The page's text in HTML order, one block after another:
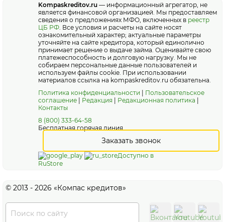
Kompaskreditov.ru — информационный агрегатор, не
является финансовой организацией. Мы предоставляем
сведения о предложениях МФО, включенных в реестр
ЦБ РФ. Все условия и расчеты на сайте носят
ознакомительный характер; актуальные параметры
уточняйте на сайте кредитора, который единолично
принимает решение о выдаче займа. Оценивайте свою
платежеспособность и долговую нагрузку. Мы не
собираем персональные данные пользователей и
используем файлы cookie. При использовании
материалов ссылка на kompaskreditov.ru обязательна.
Политика конфиденциальности
Пользовательское
соглашение
Редакция Редакционная политика
Контакты
8 (800) 333-64-58
Бесплатная горячая линия
Заказать звонок
Доступно в
RuStore
© 2013 - 2026 «Компас кредитов»